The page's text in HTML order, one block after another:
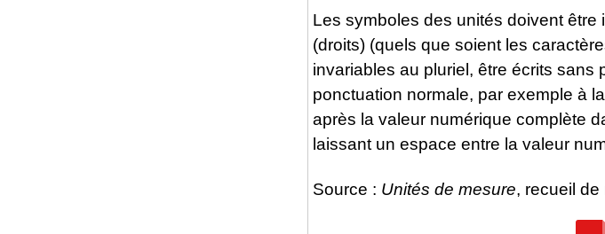
Les symboles des unités doivent
(droits) (quels que soient les
invariables au pluriel, être écrits sans
ponctuation normale, par exemple à
après la valeur numérique complète
laissant un espace entre la valeur
Source : Unités de mesure, recueil de